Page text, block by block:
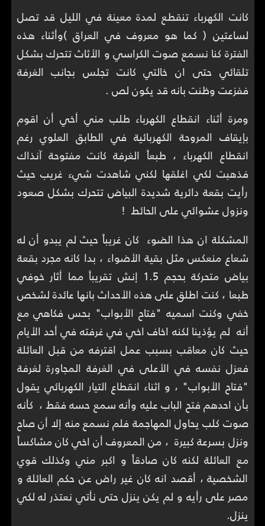
كانت الكهرباء تنقطع لمدة معينة في الليل قد تصل
لساعتين ( كما هو معروف في العراق )وأثناء هذه
الفترة كنا نسمع صوت الكراسي و الأثاث تتحرك بشكل
تلقائي حتى ان خالتي كانت تجلس بجانب الغرفة
ففزعت وظنت بانه قد يكون لص .
ومرة أثناء انقطاع الكهرباء طلب مني أخي أن اقوم
بإيقاف المروحة الكهربائية في الطابق العلوي رغم
انقطاع الكهرباء ، طبعاً الغرفة كانت مفتوحة آنذاك
فذهبت لكي اغلقها لكني شاهدت شيء غريب حيث
رأيت بقعة دائرية شديدة البياض تتحرك بشكل صعود
ونزول عشوائي على الحائط !
المشكلة ان هذا الضوء كان غريباً حيث لم يبدو أن له
شعاع منعكس مثل بقية الأضواء ، بدا كانه مجرد بقعة
بياض متحركة بحجم 1.5 إنش تقريباً مما أثار خوفي
طبعا ، كنت اطلق على هذه الأحداث بانها عائدة لشخص
خفي وكنت اسميه "فتاح الأبواب" بحس فكاهي مع
أنه لم يؤذينا لكنه اخاف اخي في غرفته في أحد الأيام
حيث كان معاقب بسبب عمل اقترفه من قبل العائلة
فعزل نفسه في الأعلى في الغرفة المجاورة لغرفة
"فتاح الأبواب" ، و اثناء انقطاع التيار الكهربائي يقول
بأن احدهم فتح الباب عليه وأنه سمع حسه فقط ، كأنه
صوت كلب يحاول المهاجمة فلم نسمع منه إلا أن صاح
ونزل بسرعة كبيرة ، من المعروف أن اخي كان مشاكساً
مع العائلة لكنه كان صادقاً و اكبر مني وكذلك قوي
الشخصية ، أقصد انه كان غير راض عن حكم العائلة و
مصر على رأيه و لم يكن ينزل حتى نأتي نعتذر له لكي
ينزل.